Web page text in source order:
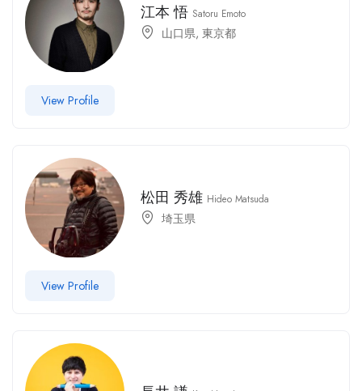
江本 悟 Satoru Emoto
山口県,東京都
View Profile
松田 秀雄 Hideo Matsuda
埼玉県
View Profile